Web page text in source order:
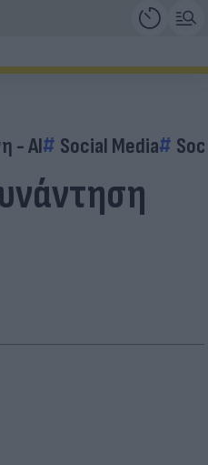
- AI Social Media